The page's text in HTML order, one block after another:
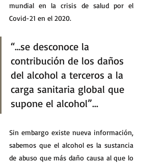
mundial en la crisis de salud por el
Covid-21 en el 2020.
“…se desconoce la
contribución de los daños
del alcohol a terceros a la
carga sanitaria global que
supone el alcohol”...
Sin embargo existe nueva información,
sabemos que el alcohol es la sustancia
de abuso que más daño causa al que lo